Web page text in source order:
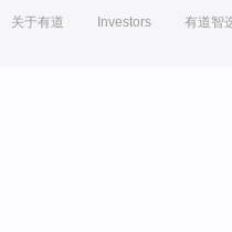
关于有道 Investors 有道智